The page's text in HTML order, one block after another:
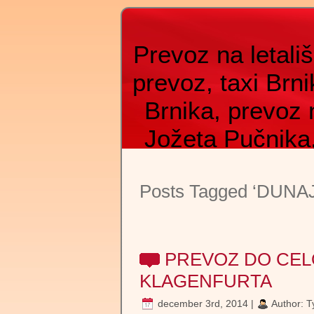
Prevoz na
prevoz, taxi
Brnika, prevoz
Jožeta
taxi do letališča,
shuttle, airport
Zagreba, taxi
kombi prevoz
Posts Tagged
PREVOZ DO
KLAGENFURTA
december 3rd, 2014 | Author: